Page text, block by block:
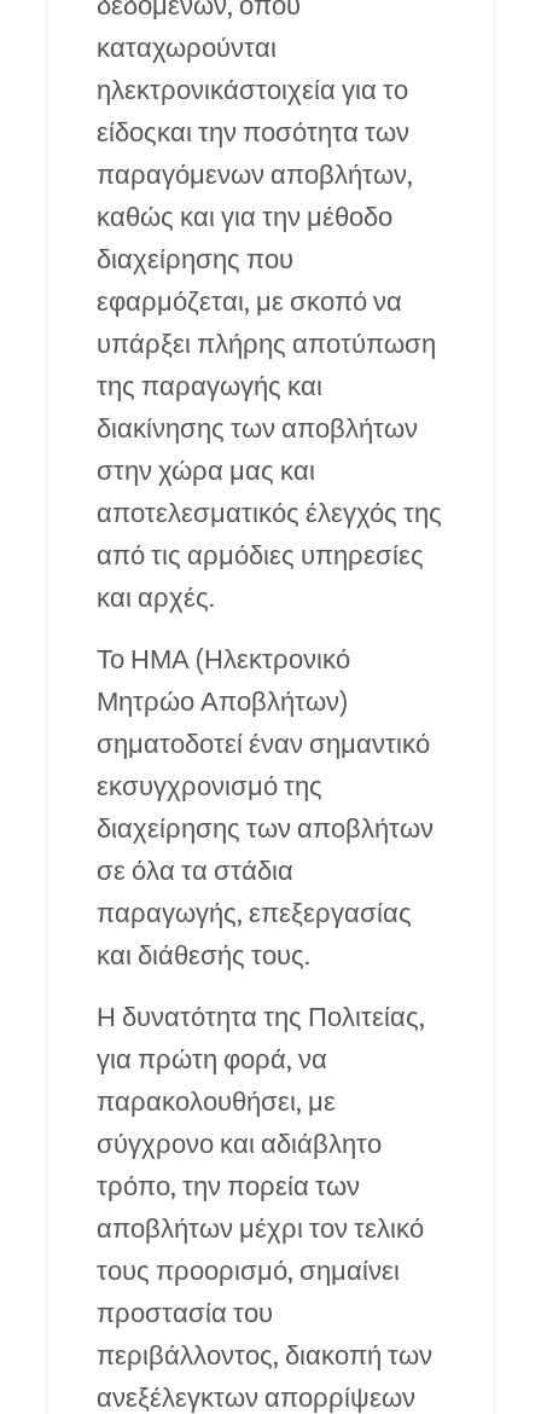
καταχωρούνται
ηλεκτρονικάστοιχεία για το
είδοςκαι την ποσότητα των
παραγόμενων αποβλήτων,
καθώς και για την μέθοδο
διαχείρησης που
εφαρμόζεται, με σκοπό να
υπάρξει πλήρης αποτύπωση
της παραγωγής και
διακίνησης των αποβλήτων
στην χώρα μας και
αποτελεσματικός έλεγχός της
από τις αρμόδιες υπηρεσίες
και αρχές.
Το ΗΜΑ (Ηλεκτρονικό
Μητρώο Αποβλήτων)
σηματοδοτεί έναν σημαντικό
εκσυγχρονισμό της
διαχείρησης των αποβλήτων
σε όλα τα στάδια
παραγωγής, επεξεργασίας
και διάθεσής τους.
Η δυνατότητα της Πολιτείας,
για πρώτη φορά, να
παρακολουθήσει, με
σύγχρονο και αδιάβλητο
τρόπο, την πορεία των
αποβλήτων μέχρι τον τελικό
τους προορισμό, σημαίνει
προστασία του
περιβάλλοντος, διακοπή των
ανεξέλεγκτων απορρίψεων